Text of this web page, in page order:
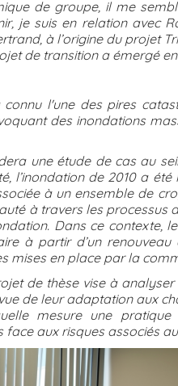
de groupe, il me
je suis en relation avec
à l’origine du projet
de transition a émergé
connu l'une des pires
des inondations
une étude de cas au
l’inondation de 2010 a
à un ensemble de
à travers les processus
Dans ce
à partir d’un
mises en place par la
de thèse vise à
de leur adaptation aux
mesure une
aux risques associés